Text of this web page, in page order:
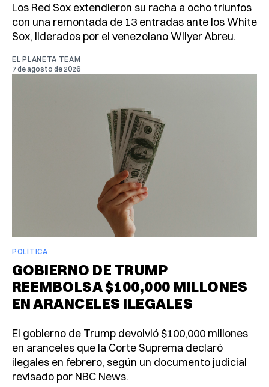
Los Red Sox extendieron su racha a ocho triunfos
con una remontada de 13 entradas ante los White
Sox, liderados por el venezolano Wilyer Abreu.
EL PLANETA TEAM
7 de agosto de 2026
POLÍTICA
GOBIERNO DE TRUMP
REEMBOLSA $100,000 MILLONES
EN ARANCELES ILEGALES
El gobierno de Trump devolvió $100,000 millones
en aranceles que la Corte Suprema declaró
ilegales en febrero, según un documento judicial
revisado por NBC News.